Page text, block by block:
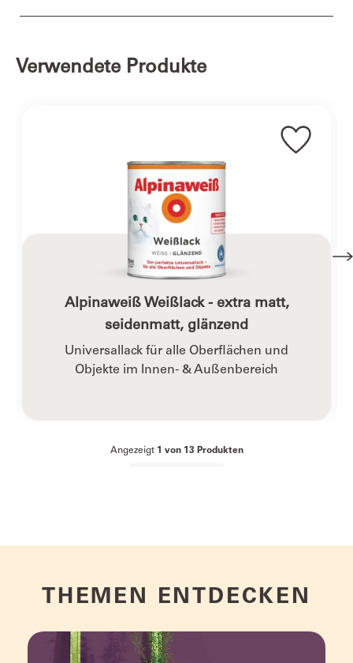
gerne für Innenräume genutzt.
Verwendete Produkte
Alpinaweiß Weißlack - extra matt,
seidenmatt, glänzend
Universallack für alle Oberflächen und
Objekte im Innen- & Außenbereich
Angezeigt 1 von 13 Produkten
THEMEN ENTDECKEN